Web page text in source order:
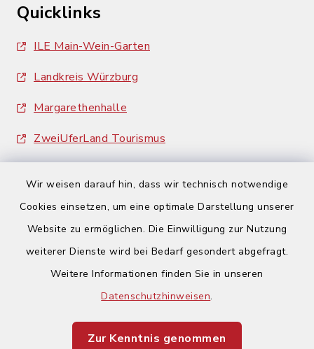
Wir weisen darauf hin, dass wir technisch notwendige
Cookies einsetzen, um eine optimale Darstellung unserer
Website zu ermöglichen. Die Einwilligung zur Nutzung
weiterer Dienste wird bei Bedarf gesondert abgefragt.
Weitere Informationen finden Sie in unseren
Datenschutzhinweisen.
Zur Kenntnis genommen
Quicklinks
ILE Main-Wein-Garten
Landkreis Würzburg
Margarethenhalle
ZweiUferLand Tourismus
Barrierefreiheit